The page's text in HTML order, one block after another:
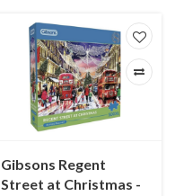
Gibsons Regent
Street at Christmas -